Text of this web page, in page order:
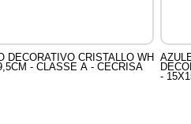
DECORATIVO CRISTALLO WH
- CLASSE A - CECRISA
-